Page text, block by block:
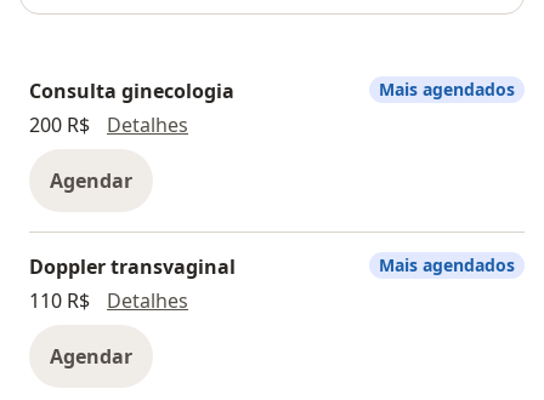
Consulta ginecologia
200 R$
Detalhes
Agendar
Mais agendados
Doppler transvaginal
110 R$
Detalhes
Agendar
Mais agendados